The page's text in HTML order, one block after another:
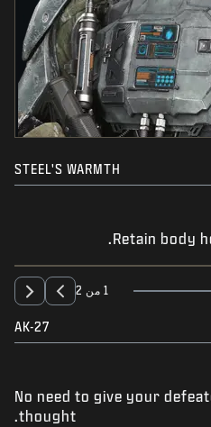
STEEL'S WARMTH
Retain body
1 من 2
AK-27
No need to give your
thought.